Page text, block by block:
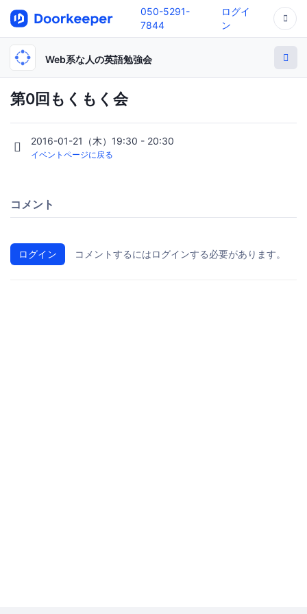
050-5291-
7844
ログイ
ン
Web系な人の英語勉強会
第0回もくもく会
2016-01-21（木）19:30 - 20:30
イベントページに戻る
コメント
ログイン コメントするにはログインする必要があります。